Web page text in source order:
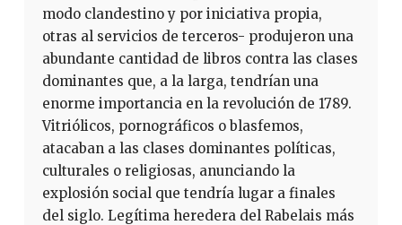
modo clandestino y por iniciativa propia,
otras al servicios de terceros- produjeron una
abundante cantidad de libros contra las clases
dominantes que, a la larga, tendrían una
enorme importancia en la revolución de 1789.
Vitriólicos, pornográficos o blasfemos,
atacaban a las clases dominantes políticas,
culturales o religiosas, anunciando la
explosión social que tendría lugar a finales
del siglo. Legítima heredera del Rabelais más